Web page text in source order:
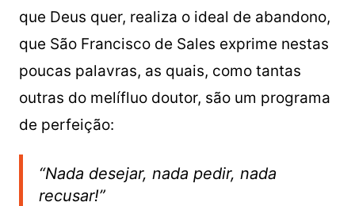
que Deus quer, realiza o ideal de abandono,
que São Francisco de Sales exprime nestas
poucas palavras, as quais, como tantas
outras do melífluo doutor, são um programa
de perfeição:
“Nada desejar, nada pedir, nada
recusar!”